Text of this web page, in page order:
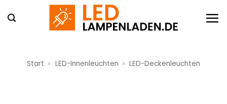
Inhalt
Start » LED-Innenleuchten » LED-Deckenleuchten